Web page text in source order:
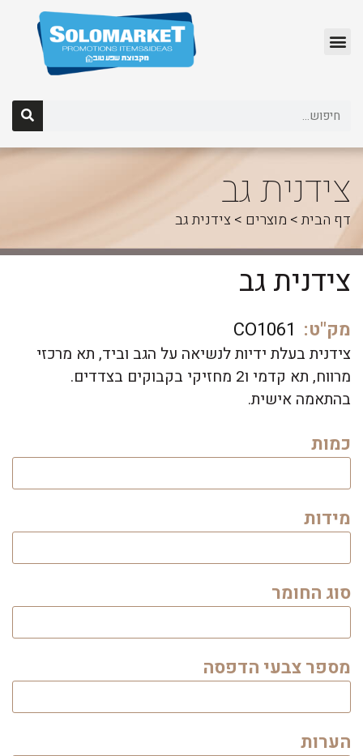
צידנית גב
דף הבית> מוצרים > צידנית גב
צידנית גב
מק"ט: CO1061
צידנית בעלת ידיות לנשיאה על הגב וביד, תא מרכזי
מרווח, תא קדמי ו2 מחזיקי בקבוקים בצדדים.
בהתאמה אישית.
כמות
מידות
סוג החומר
מספר צבעי הדפסה
הערות